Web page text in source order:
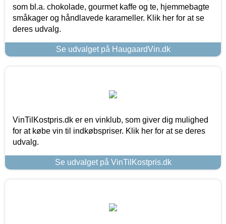
som bl.a. chokolade, gourmet kaffe og te, hjemmebagte
småkager og håndlavede karameller. Klik her for at se
deres udvalg.
Se udvalget på HaugaardVin.dk
VinTilKostpris.dk er en vinklub, som giver dig mulighed
for at købe vin til indkøbspriser. Klik her for at se deres
udvalg.
Se udvalget på VinTilKostpris.dk